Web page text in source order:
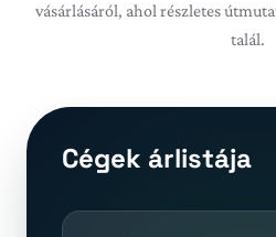
vásárlásáról, ahol részletes
talál.
Cégek árlistája